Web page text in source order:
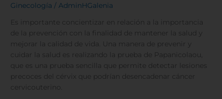
Ginecología / AdminHGalenia
Es importante concientizar en relación a la importancia
de la prevención con la finalidad de mantener la salud y
mejorar la calidad de vida. Una manera de prevenir y
cuidar la salud es realizando la prueba de Papanicolaou,
que es una prueba sencilla que permite detectar lesiones
precoces del cérvix que podrían desencadenar cáncer
cervicouterino.
prueba